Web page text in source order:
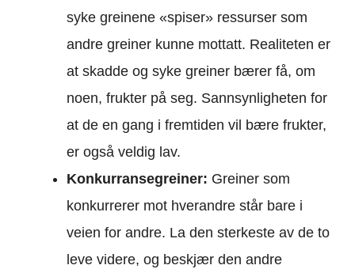
syke greinene «spiser» ressurser som
andre greiner kunne mottatt. Realiteten er
at skadde og syke greiner bærer få, om
noen, frukter på seg. Sannsynligheten for
at de en gang i fremtiden vil bære frukter,
er også veldig lav.
Konkurransegreiner: Greiner som
konkurrerer mot hverandre står bare i
veien for andre. La den sterkeste av de to
leve videre, og beskjær den andre